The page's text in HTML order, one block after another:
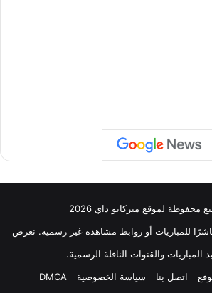
محفوظة لموقع ميركاتو داي 2026
للمباريات أو روابط مشاهدة غير رسمية. نعرض
والقنوات الناقلة الرسمية.
اتصل بنا سياسة الخصوصية DMCA